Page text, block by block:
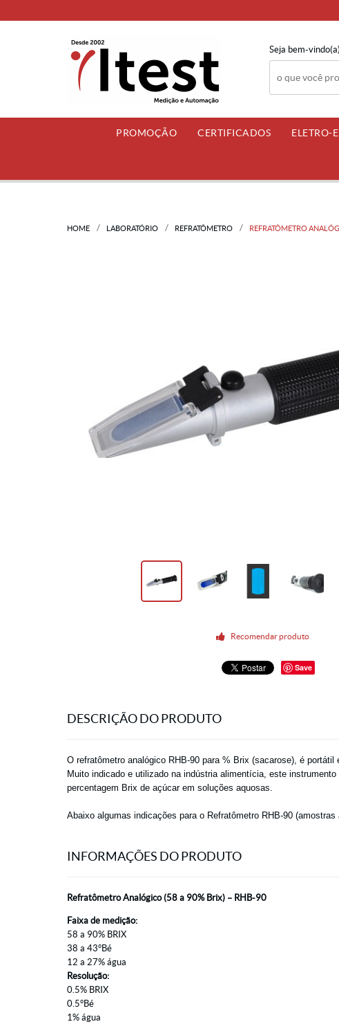
Seja bem-
PROMOÇÃO CERTIFICADOS ELETRO-
HOME LABORATÓRIO REFRATÔMETRO REFRATÔMETRO
Recomendar produto
Save
DESCRIÇÃO DO PRODUTO
O refratômetro analógico RHB-90 para % Brix (sacarose), é
Muito indicado e utilizado na indústria alimentícia, este
percentagem Brix de açúcar em soluções aquosas.
Abaixo algumas indicações para o Refratômetro RHB-90
INFORMAÇÕES DO PRODUTO
Refratômetro Analógico (58 a 90% Brix) – RHB-90
Faixa de medição:
58 a 90% BRIX
38 a 43°Bé
12 a 27% água
Resolução:
0.5% BRIX
0.5°Bé
1% água